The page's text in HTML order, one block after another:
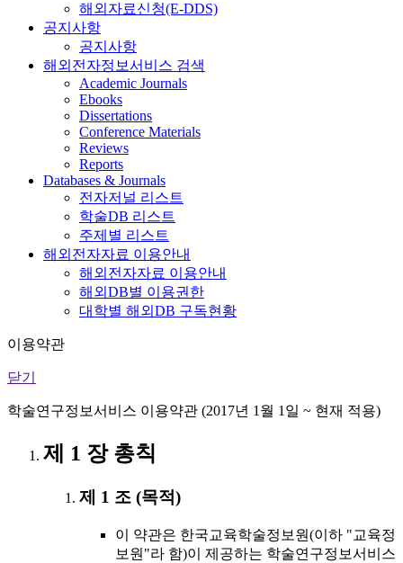
해외자료신청(E-DDS)
공지사항
공지사항
해외전자정보서비스 검색
Academic Journals
Ebooks
Dissertations
Conference Materials
Reviews
Reports
Databases & Journals
전자저널 리스트
학술DB 리스트
주제별 리스트
해외전자자료 이용안내
해외전자자료 이용안내
해외DB별 이용권한
대학별 해외DB 구독현황
이용약관
닫기
학술연구정보서비스 이용약관 (2017년 1월 1일 ~ 현재 적용)
제 1 장 총칙
제 1 조 (목적)
이 약관은 한국교육학술정보원(이하 "교육정
보원"라 함)이 제공하는 학술연구정보서비스